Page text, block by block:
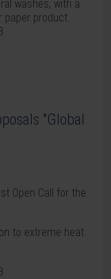
washes, with a
paper product.
"Global
Open Call for the
to extreme heat